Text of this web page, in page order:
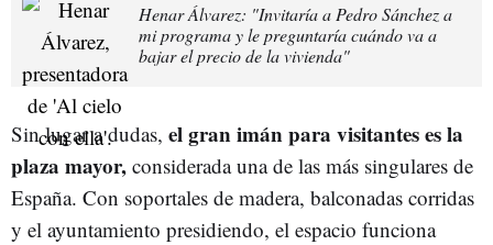
Henar Álvarez: "Invitaría a Pedro Sánchez a
mi programa y le preguntaría cuándo va a
bajar el precio de la vivienda"
Sin lugar a dudas, el gran imán para visitantes es la
plaza mayor, considerada una de las más singulares de
España. Con soportales de madera, balconadas corridas
y el ayuntamiento presidiendo, el espacio funciona